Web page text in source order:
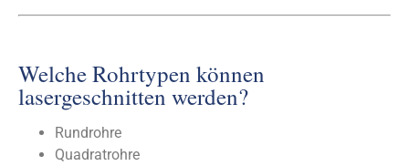
Welche Rohrtypen können
lasergeschnitten werden?
Rundrohre
Quadratrohre